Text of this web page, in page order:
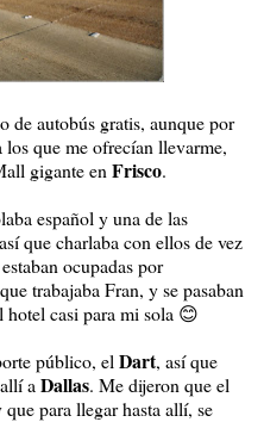
de autobús gratis, aunque por
los que me ofrecían llevarme,
gigante en Frisco.
español y una de las
que charlaba con ellos de vez
ocupadas por
trabajaba Fran, y se pasaban
hotel casi para mi sola 😊
público, el Dart, así que
a Dallas. Me dijeron que el
que para llegar hasta allí, se